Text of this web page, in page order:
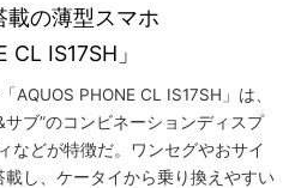
載の薄型スマホ
IS17SH」
PHONE CL IS17SH」は、
サブ”のコンビネーションディスプ
などが特徴だ。ワンセグやおサイ
し、ケータイから乗り換えやすい